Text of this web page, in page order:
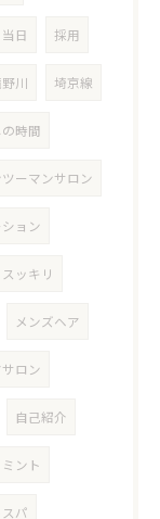
当日 採用
川 埼京線
時間
ーマンサロン
ョン
スッキリ
メンズヘア
ロン
自己紹介
ミント
パ